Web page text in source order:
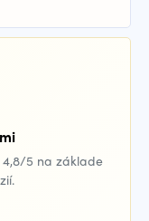
5 na základe